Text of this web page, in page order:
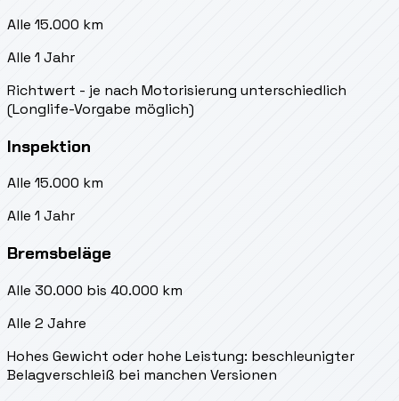
Alle 15.000 km
Alle 1 Jahr
Richtwert - je nach Motorisierung unterschiedlich
(Longlife-Vorgabe möglich)
Inspektion
Alle 15.000 km
Alle 1 Jahr
Bremsbeläge
Alle 30.000 bis 40.000 km
Alle 2 Jahre
Hohes Gewicht oder hohe Leistung: beschleunigter
Belagverschleiß bei manchen Versionen